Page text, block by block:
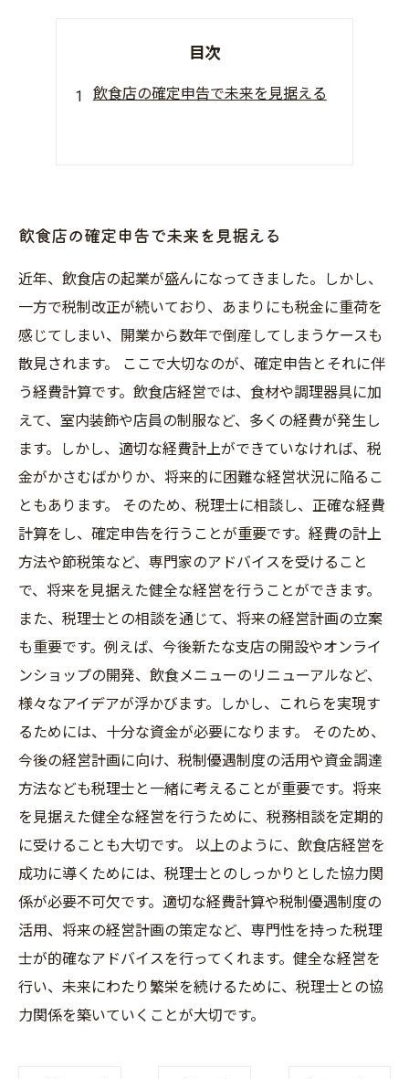
目次
飲食店の確定申告で未来を見据える
飲食店の確定申告で未来を見据える
近年、飲食店の起業が盛んになってきました。しかし、
一方で税制改正が続いており、あまりにも税金に重荷を
感じてしまい、開業から数年で倒産してしまうケースも
散見されます。 ここで大切なのが、確定申告とそれに伴
う経費計算です。飲食店経営では、食材や調理器具に加
えて、室内装飾や店員の制服など、多くの経費が発生し
ます。しかし、適切な経費計上ができていなければ、税
金がかさむばかりか、将来的に困難な経営状況に陥るこ
ともあります。 そのため、税理士に相談し、正確な経費
計算をし、確定申告を行うことが重要です。経費の計上
方法や節税策など、専門家のアドバイスを受けること
で、将来を見据えた健全な経営を行うことができます。
また、税理士との相談を通じて、将来の経営計画の立案
も重要です。例えば、今後新たな支店の開設やオンライ
ンショップの開発、飲食メニューのリニューアルなど、
様々なアイデアが浮かびます。しかし、これらを実現す
るためには、十分な資金が必要になります。 そのため、
今後の経営計画に向け、税制優遇制度の活用や資金調達
方法なども税理士と一緒に考えることが重要です。将来
を見据えた健全な経営を行うために、税務相談を定期的
に受けることも大切です。 以上のように、飲食店経営を
成功に導くためには、税理士とのしっかりとした協力関
係が必要不可欠です。適切な経費計算や税制優遇制度の
活用、将来の経営計画の策定など、専門性を持った税理
士が的確なアドバイスを行ってくれます。健全な経営を
行い、未来にわたり繁栄を続けるために、税理士との協
力関係を築いていくことが大切です。